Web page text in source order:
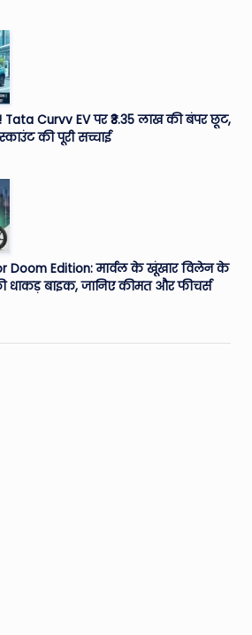
Tata Curvv EV पर ₹3.35 लाख की बंपर छूट,
की पूरी सच्चाई
Doom Edition: मार्वल के खूंखार विलेन के
धाकड़ बाइक, जानिए कीमत और फीचर्स